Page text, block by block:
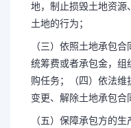
地，制止损毁土地资源
土地的行为；
（三）依照土地承包
统筹费或者承包金，组
购任务；（四）依法维
变更、解除土地承包合
（五）保障承包方的